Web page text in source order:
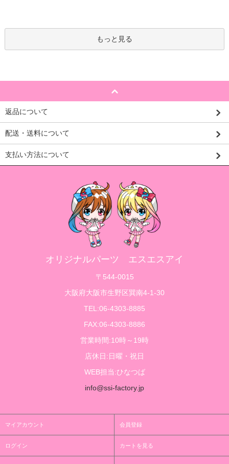
もっと見る
返品について
配送・送料について
支払い方法について
オリジナルパーツ エスエスアイ
〒544-0015
大阪府大阪市生野区巽南4-1-30
TEL:06-4303-8885
FAX:06-4303-8886
営業時間:10時～19時
店休日:日曜・祝日
WEB担当:ひなつば
info@ssi-factory.jp
マイアカウント 会員登録
ログイン カートを見る